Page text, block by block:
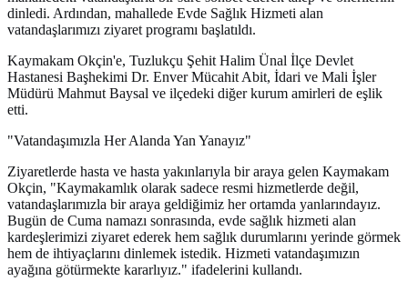
dinledi. Ardından, mahallede Evde Sağlık Hizmeti alan
vatandaşlarımızı ziyaret programı başlatıldı.
Kaymakam Okçin'e, Tuzlukçu Şehit Halim Ünal İlçe Devlet
Hastanesi Başhekimi Dr. Enver Mücahit Abit, İdari ve Mali İşler
Müdürü Mahmut Baysal ve ilçedeki diğer kurum amirleri de eşlik
etti.
"Vatandaşımızla Her Alanda Yan Yanayız"
Ziyaretlerde hasta ve hasta yakınlarıyla bir araya gelen Kaymakam
Okçin, "Kaymakamlık olarak sadece resmi hizmetlerde değil,
vatandaşlarımızla bir araya geldiğimiz her ortamda yanlarındayız.
Bugün de Cuma namazı sonrasında, evde sağlık hizmeti alan
kardeşlerimizi ziyaret ederek hem sağlık durumlarını yerinde görmek
hem de ihtiyaçlarını dinlemek istedik. Hizmeti vatandaşımızın
ayağına götürmekte kararlıyız." ifadelerini kullandı.